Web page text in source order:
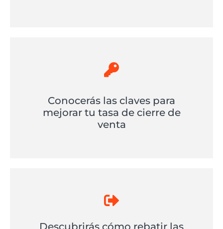
Conocerás las claves para
mejorar tu tasa de cierre de
venta
Descubrirás cómo rebatir las